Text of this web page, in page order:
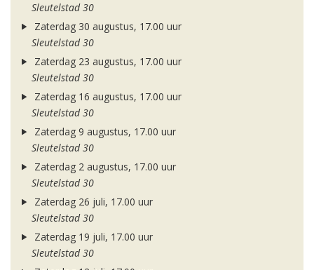
Sleutelstad 30
Zaterdag 30 augustus, 17.00 uur
Sleutelstad 30
Zaterdag 23 augustus, 17.00 uur
Sleutelstad 30
Zaterdag 16 augustus, 17.00 uur
Sleutelstad 30
Zaterdag 9 augustus, 17.00 uur
Sleutelstad 30
Zaterdag 2 augustus, 17.00 uur
Sleutelstad 30
Zaterdag 26 juli, 17.00 uur
Sleutelstad 30
Zaterdag 19 juli, 17.00 uur
Sleutelstad 30